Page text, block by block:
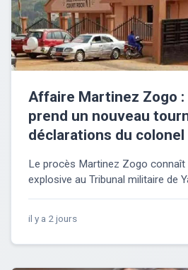
Affaire Martinez Zogo :
prend un nouveau
déclarations du colonel
Le procès Martinez Zogo connaît
explosive au Tribunal militaire de
il y a 2 jours